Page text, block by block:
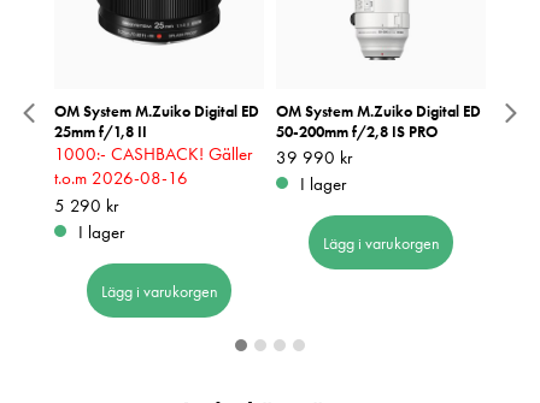
ED
OM System M.Zuiko Digital ED
25mm f/1,8 II
1000:- CASHBACK! Gäller
t.o.m 2026-08-16
Pris:5 290 kr
5 290 kr
I lager
Lägg i varukorgen
OM System M.Zuiko Digital ED
50-200mm f/2,8 IS PRO
Pris :39 990 kr
39 990 kr
I lager
Lägg i varukorgen
OM